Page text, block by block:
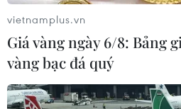
vietnamplus.vn
Giá vàng ngày 6/8: Bảng
vàng bạc đá quý